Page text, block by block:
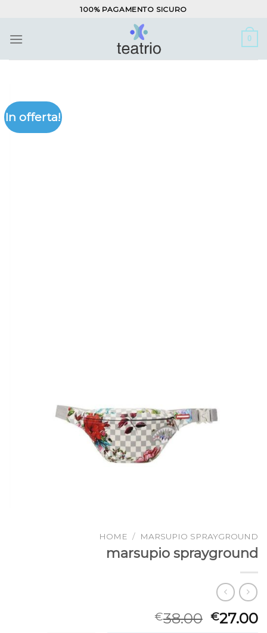
contenuti
100% PAGAMENTO SICURO
0
In offerta!
HOME / MARSUPIO SPRAYGROUND
marsupio sprayground
€38.00 €27.00